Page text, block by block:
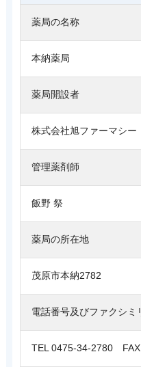
薬局の名称
本納薬局
薬局開設者
株式会社旭ファーマシー
管理薬剤師
飯野 祭
薬局の所在地
茂原市本納2782
電話番号及びファクシミ
TEL 0475-34-2780